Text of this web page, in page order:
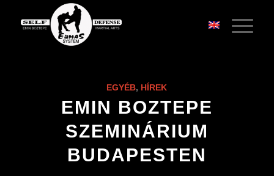
EGYÉB, HÍREK
EMIN BOZTEPE
SZEMINÁRIUM
BUDAPESTEN